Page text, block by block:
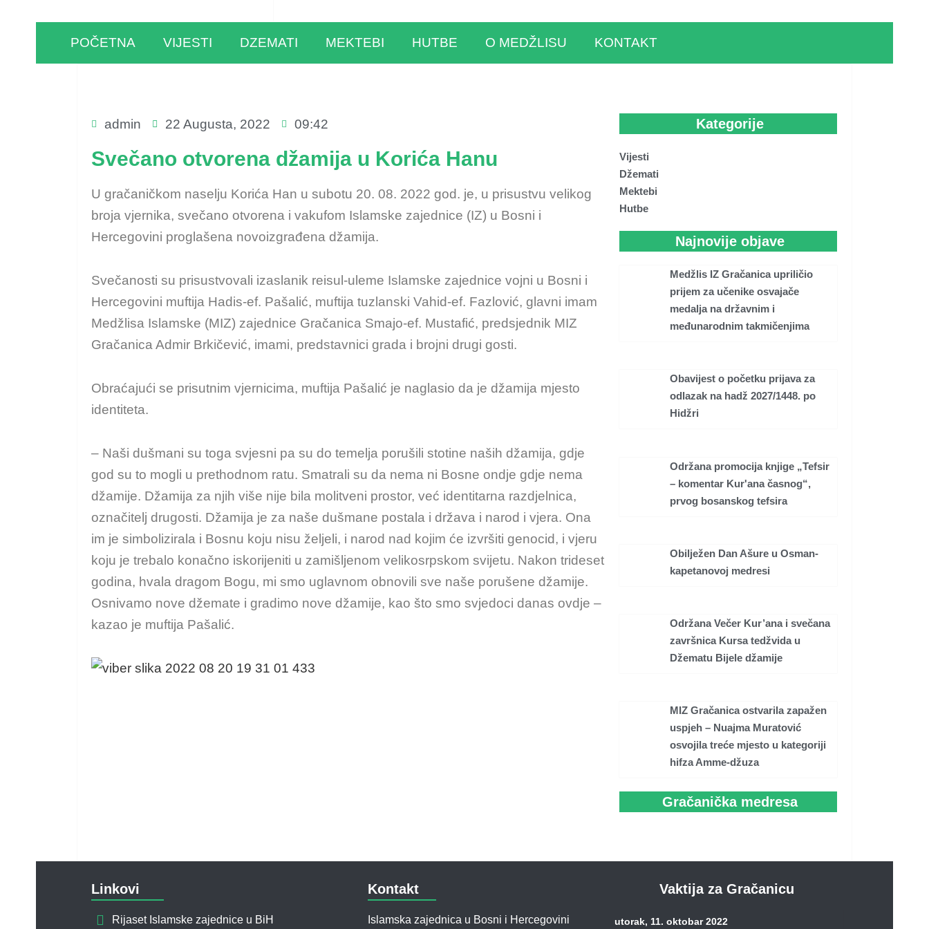
POČETNA VIJESTI DZEMATI MEKTEBI HUTBE O MEDŽLISU KONTAKT
admin 22 Augusta, 2022 09:42
Svečano otvorena džamija u Korića Hanu
U gračaničkom naselju Korića Han u subotu 20. 08. 2022 god. je, u prisustvu velikog
broja vjernika, svečano otvorena i vakufom Islamske zajednice (IZ) u Bosni i
Hercegovini proglašena novoizgrađena džamija.
Svečanosti su prisustvovali izaslanik reisul-uleme Islamske zajednice vojni u Bosni i
Hercegovini muftija Hadis-ef. Pašalić, muftija tuzlanski Vahid-ef. Fazlović, glavni imam
Medžlisa Islamske (MIZ) zajednice Gračanica Smajo-ef. Mustafić, predsjednik MIZ
Gračanica Admir Brkičević, imami, predstavnici grada i brojni drugi gosti.
Obraćajući se prisutnim vjernicima, muftija Pašalić je naglasio da je džamija mjesto
identiteta.
– Naši dušmani su toga svjesni pa su do temelja porušili stotine naših džamija, gdje
god su to mogli u prethodnom ratu. Smatrali su da nema ni Bosne ondje gdje nema
džamije. Džamija za njih više nije bila molitveni prostor, već identitarna razdjelnica,
označitelj drugosti. Džamija je za naše dušmane postala i država i narod i vjera. Ona
im je simbolizirala i Bosnu koju nisu željeli, i narod nad kojim će izvršiti genocid, i vjeru
koju je trebalo konačno iskorijeniti u zamišljenom velikosrpskom svijetu. Nakon trideset
godina, hvala dragom Bogu, mi smo uglavnom obnovili sve naše porušene džamije.
Osnivamo nove džemate i gradimo nove džamije, kao što smo svjedoci danas ovdje –
kazao je muftija Pašalić.
Kategorije
Vijesti
Džemati
Mektebi
Hutbe
Najnovije objave
Medžlis IZ Gračanica upriličio
prijem za učenike osvajače
medalja na državnim i
međunarodnim takmičenjima
Obavijest o početku prijava za
odlazak na hadž 2027/1448. po
Hidžri
Održana promocija knjige „Tefsir
– komentar Kur'ana časnog“,
prvog bosanskog tefsira
Obilježen Dan Ašure u Osman-
kapetanovoj medresi
Održana Večer Kur’ana i svečana
završnica Kursa tedžvida u
Džematu Bijele džamije
MIZ Gračanica ostvarila zapažen
uspjeh – Nuajma Muratović
osvojila treće mjesto u kategoriji
hifza Amme-džuza
Gračanička medresa
Linkovi
Rijaset Islamske zajednice u BiH
Kontakt
Islamska zajednica u Bosni i Hercegovini
Vaktija za Gračanicu
utorak, 11. oktobar 2022